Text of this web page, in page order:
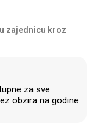
zajednicu kroz
za sve
obzira na godine